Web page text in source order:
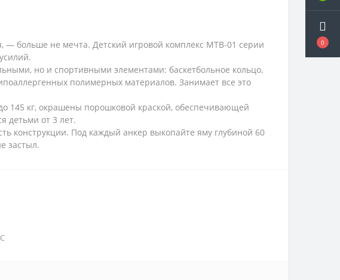
0
больше не мечта. Детский игровой комплекс MTB-01 серии
но и спортивными элементами: баскетбольное кольцо,
полимерных материалов. Занимает все это
145 кг, окрашены порошковой краской, обеспечивающей
детьми от 3 лет.
конструкции. Под каждый анкер выкопайте яму глубиной 60
застыл.